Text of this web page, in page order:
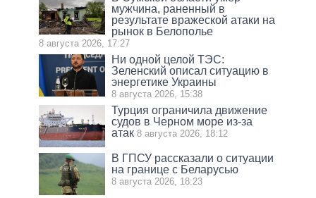
мужчина, раненный в
результате вражеской атаки на
рынок в Белополье
8 августа 2026, 17:27
Ни одной целой ТЭС:
Зеленский описал ситуацию в
энергетике Украины
8 августа 2026, 15:38
Турция ограничила движение
судов в Черном море из-за
атак 8 августа 2026, 18:12
В ГПСУ рассказали о ситуации
на границе с Беларусью
8 августа 2026, 18:23